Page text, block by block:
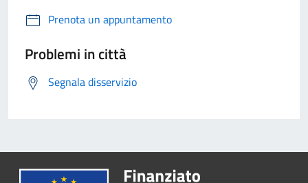
Prenota un appuntamento
Problemi in città
Segnala disservizio